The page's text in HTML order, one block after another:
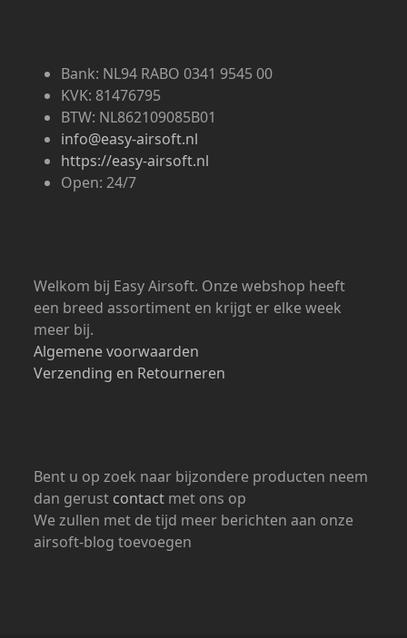
Bank: NL94 RABO 0341 9545 00
KVK: 81476795
BTW: NL862109085B01
info@easy-airsoft.nl
https://easy-airsoft.nl
Open: 24/7
Welkom bij Easy Airsoft. Onze webshop heeft
een breed assortiment en krijgt er elke week
meer bij.
Algemene voorwaarden
Verzending en Retourneren
Bent u op zoek naar bijzondere producten neem
dan gerust contact met ons op
We zullen met de tijd meer berichten aan onze
airsoft-blog toevoegen